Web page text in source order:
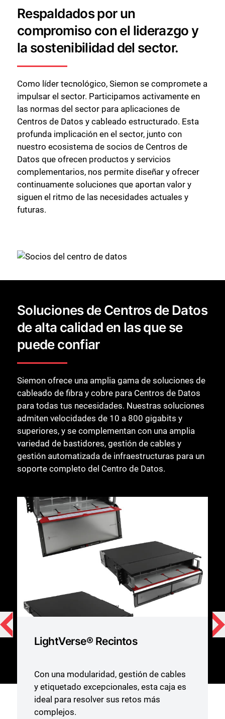
Respaldados por un
compromiso con el liderazgo y
la sostenibilidad del sector.
Como líder tecnológico, Siemon se compromete a
impulsar el sector. Participamos activamente en
las normas del sector para aplicaciones de
Centros de Datos y cableado estructurado. Esta
profunda implicación en el sector, junto con
nuestro ecosistema de socios de Centros de
Datos que ofrecen productos y servicios
complementarios, nos permite diseñar y ofrecer
continuamente soluciones que aportan valor y
siguen el ritmo de las necesidades actuales y
futuras.
Soluciones de Centros de Datos
de alta calidad en las que se
puede confiar
Siemon ofrece una amplia gama de soluciones de
cableado de fibra y cobre para Centros de Datos
para todas tus necesidades. Nuestras soluciones
admiten velocidades de 10 a 800 gigabits y
superiores, y se complementan con una amplia
variedad de bastidores, gestión de cables y
gestión automatizada de infraestructuras para un
soporte completo del Centro de Datos.
LightVerse® Recintos
Con una modularidad, gestión de cables
y etiquetado excepcionales, esta caja es
ideal para resolver sus retos más
complejos.